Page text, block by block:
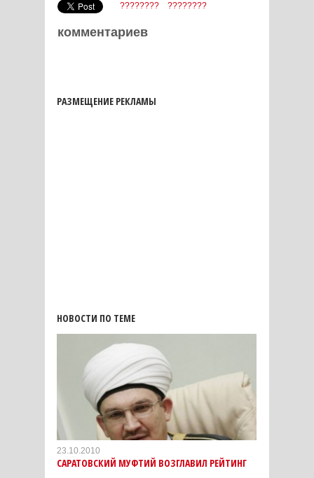
???????? ????????
комментариев
РАЗМЕЩЕНИЕ РЕКЛАМЫ
НОВОСТИ ПО ТЕМЕ
23.10.2010
САРАТОВСКИЙ МУФТИЙ ВОЗГЛАВИЛ РЕЙТИНГ